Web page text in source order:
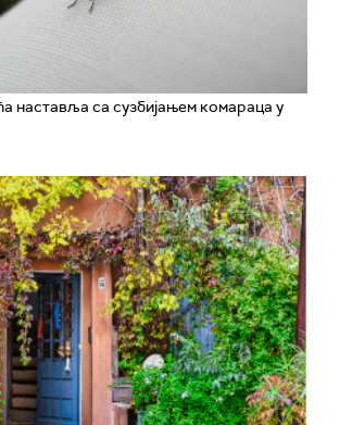
наставља са сузбијањем комараца у